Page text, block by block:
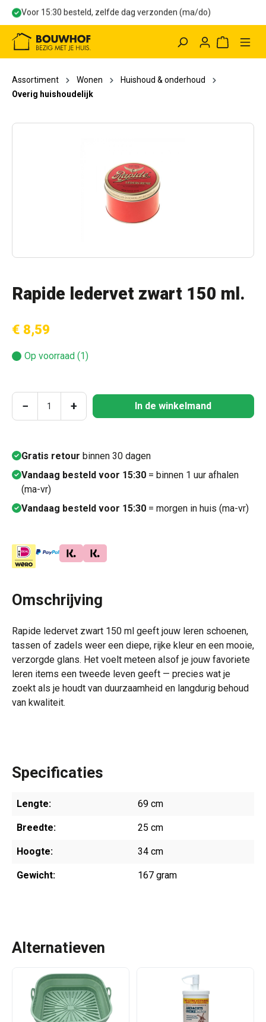
Voor 15:30 besteld, zelfde dag verzonden (ma/do)
Assortiment Wonen
Huishoud & onderhoud
Overig huishoudelijk
Rapide ledervet zwart 150 ml.
€ 8,59
Op voorraad (1)
Producthoeveelheid: Voer de gewenste
− + In de winkelmand
Gratis retour binnen 30 dagen
Vandaag besteld voor 15:30 = binnen 1 uur afhalen
(ma-vr)
Vandaag besteld voor 15:30 = morgen in huis (ma-vr)
Omschrijving
Rapide ledervet zwart 150 ml geeft jouw leren schoenen,
tassen of zadels weer een diepe, rijke kleur en een mooie,
verzorgde glans. Het voelt meteen alsof je jouw favoriete
leren items een tweede leven geeft — precies wat je
zoekt als je houdt van duurzaamheid en langdurig behoud
van kwaliteit.
Specificaties
Lengte: 69 cm
Breedte: 25 cm
Hoogte: 34 cm
Gewicht: 167 gram
Alternatieven